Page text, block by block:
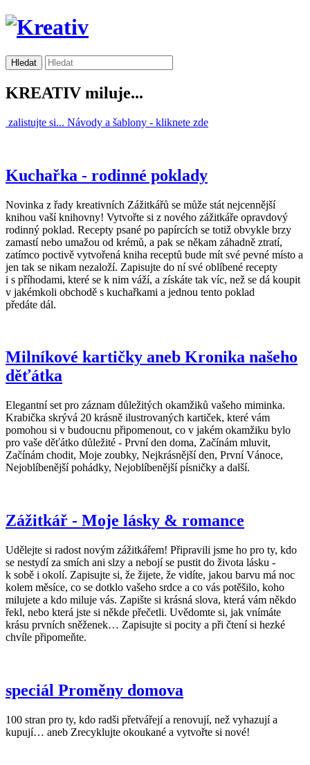
KREATIV miluje...
zalistujte si... Návody a šablony - kliknete zde
Kuchařka - rodinné poklady
Novinka z řady kreativních Zážitkářů se může stát nejcennější
knihou vaší knihovny! Vytvořte si z nového zážitkáře opravdový
rodinný poklad. Recepty psané po papírcích se totiž obvykle brzy
zamastí nebo umažou od krémů, a pak se někam záhadně ztratí,
zatímco poctivě vytvořená kniha receptů bude mít své pevné místo a
jen tak se nikam nezaloží. Zapisujte do ní své oblíbené recepty
i s příhodami, které se k nim váží, a získáte tak víc, než se dá koupit
v jakémkoli obchodě s kuchařkami a jednou tento poklad
předáte dál.
Milníkové kartičky aneb Kronika našeho
děťátka
Elegantní set pro záznam důležitých okamžiků vašeho miminka.
Krabička skrývá 20 krásně ilustrovaných kartiček, které vám
pomohou si v budoucnu připomenout, co v jakém okamžiku bylo
pro vaše děťátko důležité - První den doma, Začínám mluvit,
Začínám chodit, Moje zoubky, Nejkrásnější den, První Vánoce,
Nejoblíbenější pohádky, Nejoblíbenější písničky a další.
Zážitkář - Moje lásky & romance
Udělejte si radost novým zážitkářem! Připravili jsme ho pro ty, kdo
se nestydí za smích ani slzy a nebojí se pustit do života lásku -
k sobě i okolí. Zapisujte si, že žijete, že vidíte, jakou barvu má noc
kolem měsíce, co se dotklo vašeho srdce a co vás potěšilo, koho
milujete a kdo miluje vás. Zapište si krásná slova, která vám někdo
řekl, nebo která jste si někde přečetli. Uvědomte si, jak vnímáte
krásu prvních sněženek… Zapisujte si pocity a při čtení si hezké
chvíle připomeňte.
speciál Proměny domova
100 stran pro ty, kdo radši přetvářejí a renovují, než vyhazují a
kupují… aneb Zrecyklujte okoukané a vytvořte si nové!